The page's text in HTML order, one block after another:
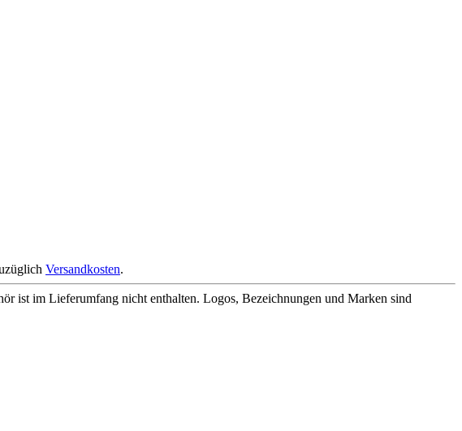
Versandkosten.
ist im Lieferumfang nicht enthalten. Logos, Bezeichnungen und Marken sind